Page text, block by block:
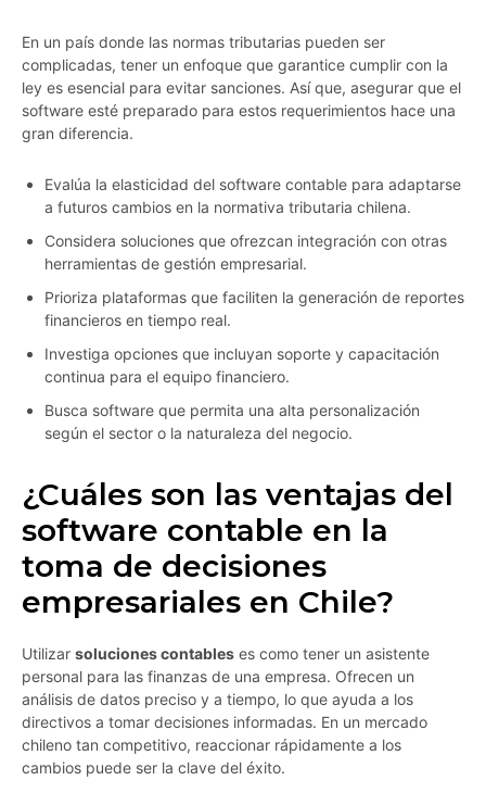
En un país donde las normas tributarias pueden ser
complicadas, tener un enfoque que garantice cumplir con la
ley es esencial para evitar sanciones. Así que, asegurar que el
software esté preparado para estos requerimientos hace una
gran diferencia.
Evalúa la elasticidad del software contable para adaptarse
a futuros cambios en la normativa tributaria chilena.
Considera soluciones que ofrezcan integración con otras
herramientas de gestión empresarial.
Prioriza plataformas que faciliten la generación de reportes
financieros en tiempo real.
Investiga opciones que incluyan soporte y capacitación
continua para el equipo financiero.
Busca software que permita una alta personalización
según el sector o la naturaleza del negocio.
¿Cuáles son las ventajas del
software contable en la
toma de decisiones
empresariales en Chile?
Utilizar soluciones contables es como tener un asistente
personal para las finanzas de una empresa. Ofrecen un
análisis de datos preciso y a tiempo, lo que ayuda a los
directivos a tomar decisiones informadas. En un mercado
chileno tan competitivo, reaccionar rápidamente a los
cambios puede ser la clave del éxito.